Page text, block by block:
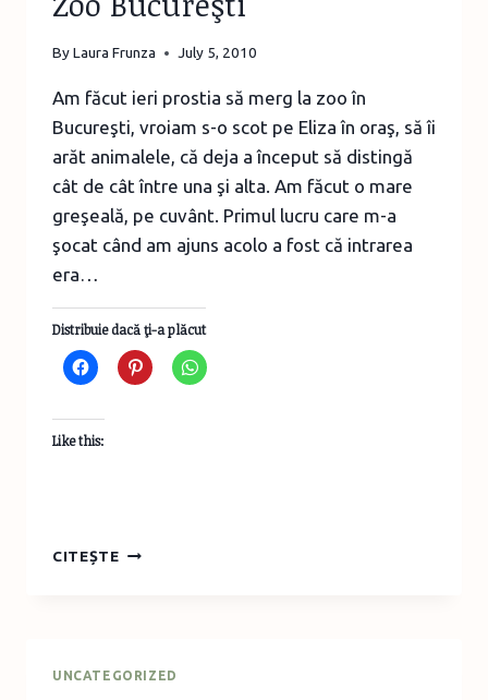
ByLaura Frunza July 5, 2010
Am făcut ieri prostia să merg la zoo în
Bucureşti, vroiam s-o scot pe Eliza în oraş, să îi
arăt animalele, că deja a început să distingă
cât de cât între una şi alta. Am făcut o mare
greşeală, pe cuvânt. Primul lucru care m-a
şocat când am ajuns acolo a fost că intrarea
era…
Distribuie dacă ţi-a plăcut
Like this:
CITEȘTEZOO
UNCATEGORIZED